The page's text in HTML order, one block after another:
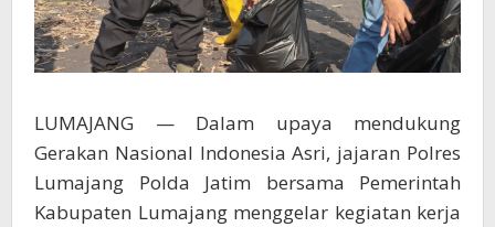
LUMAJANG — Dalam upaya mendukung
Gerakan Nasional Indonesia Asri, jajaran Polres
Lumajang Polda Jatim bersama Pemerintah
Kabupaten Lumajang menggelar kegiatan kerja